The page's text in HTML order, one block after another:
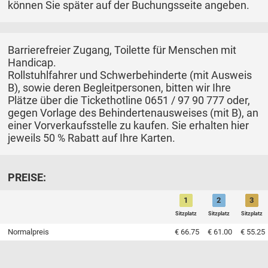
können Sie später auf der Buchungsseite angeben.
Barrierefreier Zugang, Toilette für Menschen mit
Handicap.
Rollstuhlfahrer und Schwerbehinderte (mit Ausweis
B), sowie deren Begleitpersonen, bitten wir Ihre
Plätze über die Tickethotline 0651 / 97 90 777 oder,
gegen Vorlage des Behindertenausweises (mit B), an
einer Vorverkaufsstelle zu kaufen. Sie erhalten hier
jeweils 50 % Rabatt auf Ihre Karten.
PREISE:
1
Sitzplatz
2
Sitzplatz
3
Sitzplatz
Normalpreis € 66.75 € 61.00 € 55.25